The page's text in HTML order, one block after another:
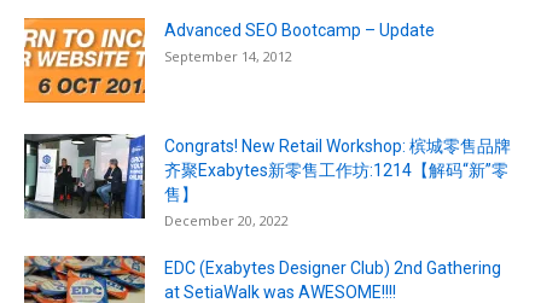
Advanced SEO Bootcamp – Update
September 14, 2012
Congrats! New Retail Workshop: 槟城零售品牌
齐聚Exabytes新零售工作坊:1214【解码“新”零
售】
December 20, 2022
EDC (Exabytes Designer Club) 2nd Gathering
at SetiaWalk was AWESOME!!!!